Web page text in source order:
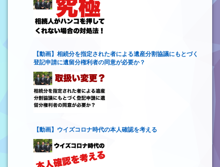
【動画】相続分を指定された者による遺産分割協議にもとづく
登記申請に遺留分権利者の同意が必要か？
【動画】ウイズコロナ時代の本人確認を考える